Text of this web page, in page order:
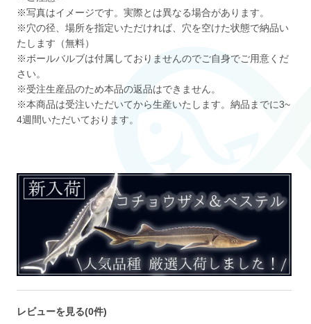
※写真はイメージです。実際とは異なる場合があります。
※穴の径、場所を指定いただければ、穴を空けた状態で納品い
たします（無料）
※ボールバルブは付属しておりませんのでご自身でご用意くだ
さい。
※受注生産品のため本品の返品はできません。
※本商品は受注いただいてから生産いたします。納品までに3~
4週間いただいております。
レビューを見る(0件)